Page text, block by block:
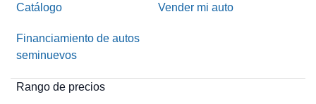
Catálogo Vender mi auto
Financiamiento de autos
seminuevos
Rango de precios